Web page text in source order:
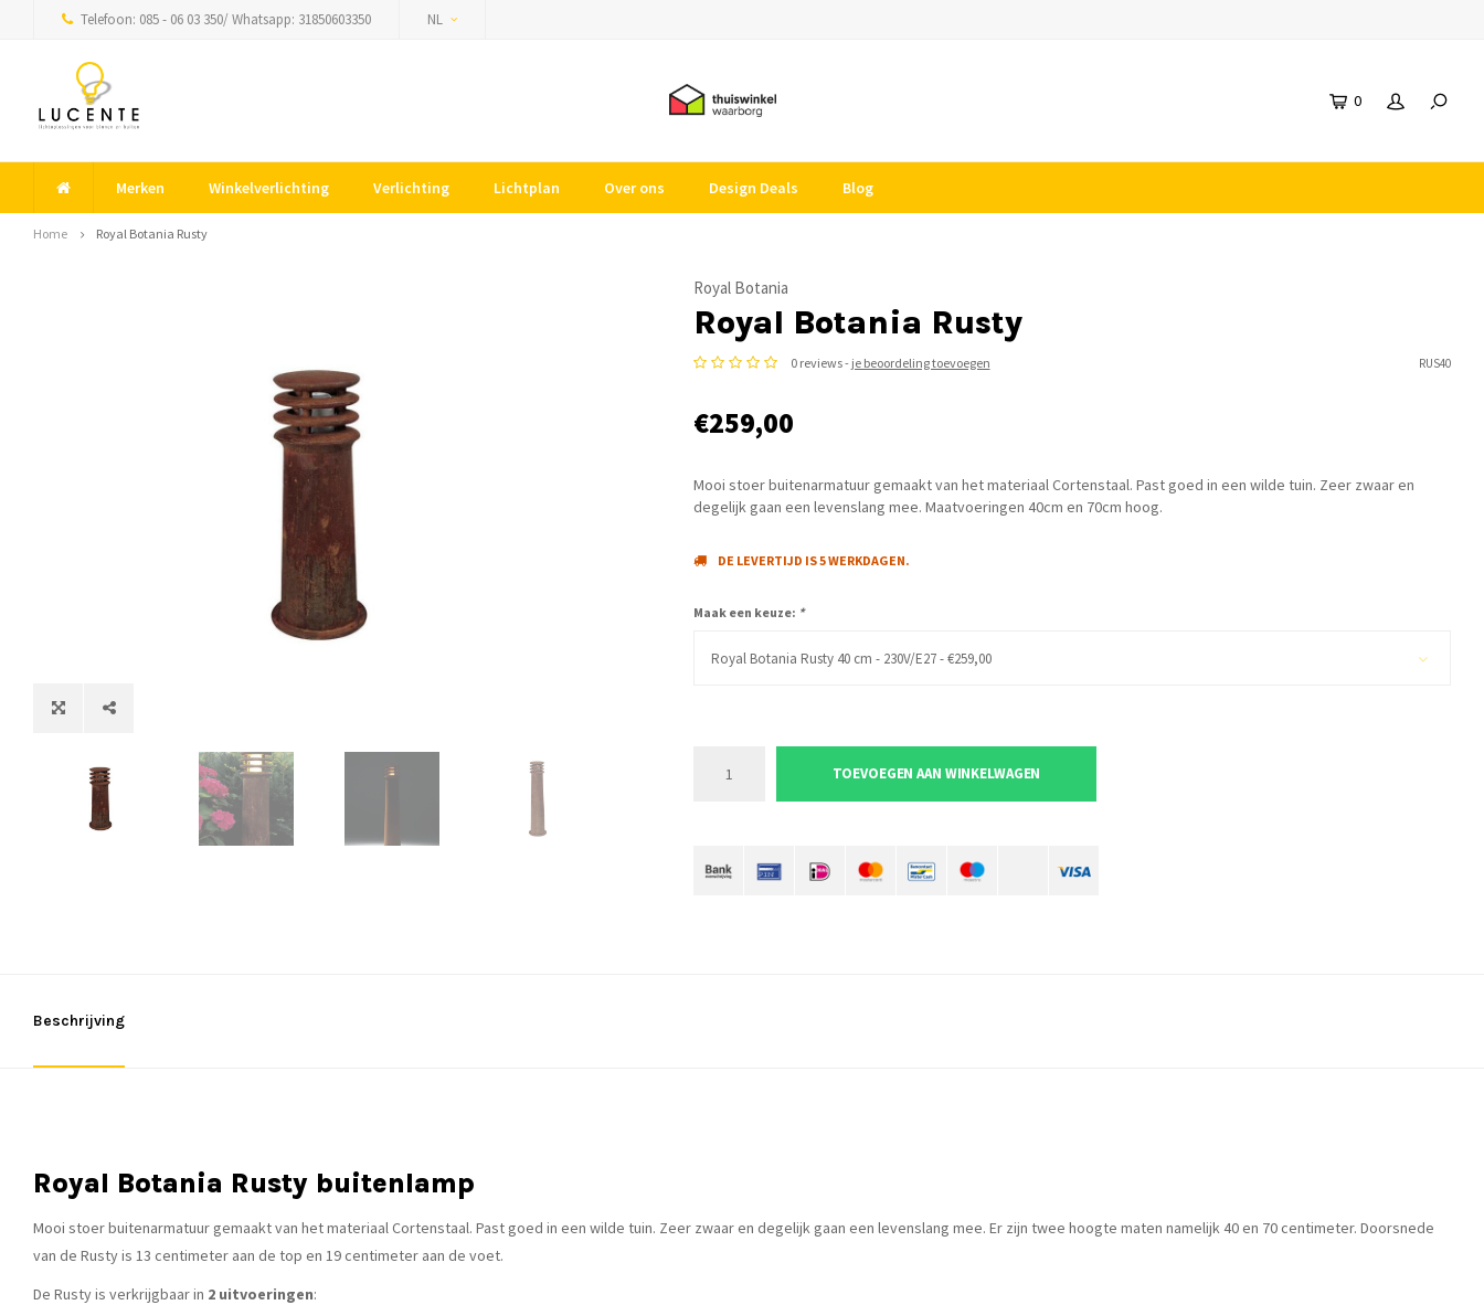
Telefoon: 085 - 06 03 350/ Whatsapp: 31850603350 NL
0
Merken Winkelverlichting Verlichting Lichtplan Over ons Design Deals Blog
Home Royal Botania Rusty
Royal Botania
Royal Botania Rusty
0 reviews - je beoordeling toevoegen RUS40
€259,00
Mooi stoer buitenarmatuur gemaakt van het materiaal Cortenstaal. Past goed in een wilde tuin. Zeer zwaar en
degelijk gaan een levenslang mee. Maatvoeringen 40cm en 70cm hoog.
DE LEVERTIJD IS 5 WERKDAGEN.
Maak een keuze: *
Royal Botania Rusty 40 cm - 230V/E27 - €259,00
TOEVOEGEN AAN WINKELWAGEN
Beschrijving
Royal Botania Rusty buitenlamp
Mooi stoer buitenarmatuur gemaakt van het materiaal Cortenstaal. Past goed in een wilde tuin. Zeer zwaar en degelijk gaan een levenslang mee. Er zijn twee hoogte maten namelijk 40 en 70 centimeter. Doorsnede
van de Rusty is 13 centimeter aan de top en 19 centimeter aan de voet.
De Rusty is verkrijgbaar in 2 uitvoeringen: